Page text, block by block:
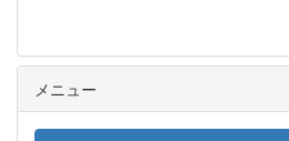
メニュー